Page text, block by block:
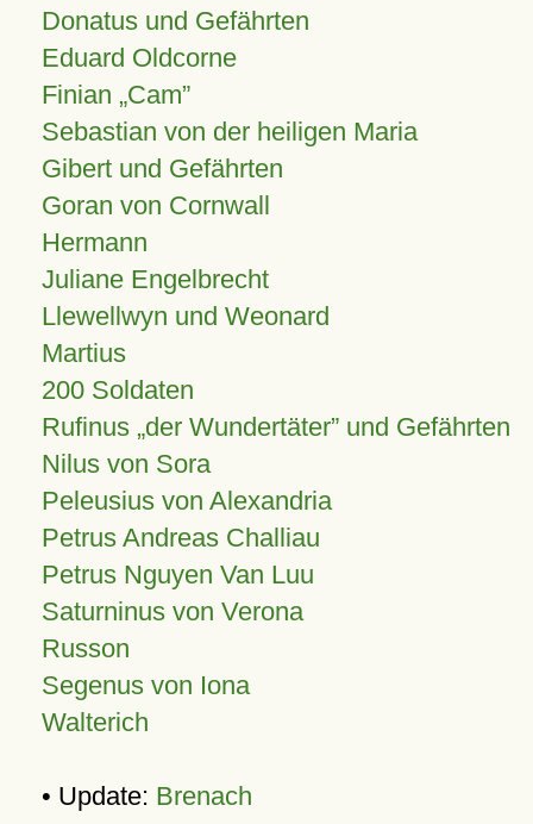
Donatus und Gefährten
Eduard Oldcorne
Finian Cam
Sebastian von der heiligen Maria
Gibert und Gefährten
Goran von Cornwall
Hermann
Juliane Engelbrecht
Llewellwyn und Weonard
Martius
200 Soldaten
Rufinus „der Wundertäter” und Gefährten
Nilus von Sora
Peleusius von Alexandria
Petrus Andreas Challiau
Petrus Nguyen Van Luu
Saturninus von Verona
Russon
Segenus von Iona
Walterich
• Update: Brenach